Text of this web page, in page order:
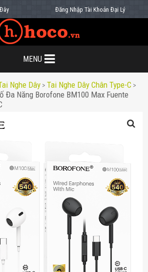
Đăng Nhập Tài Khoản Đại Lý
MENU
Nghe Dây > Tai Nghe Dây Chân Type-C >
Đa Năng Borofone BM100 Max Fuente